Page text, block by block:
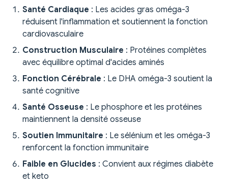
Santé Cardiaque : Les acides gras oméga-3
réduisent l'inflammation et soutiennent la fonction
cardiovasculaire
Construction Musculaire : Protéines complètes
avec équilibre optimal d'acides aminés
Fonction Cérébrale : Le DHA oméga-3 soutient la
santé cognitive
Santé Osseuse : Le phosphore et les protéines
maintiennent la densité osseuse
Soutien Immunitaire : Le sélénium et les oméga-3
renforcent la fonction immunitaire
Faible en Glucides : Convient aux régimes diabète
et keto